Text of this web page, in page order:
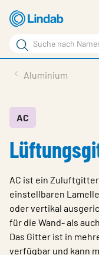
Zum
Hauptinhalt
springen
Suchbegriff
Seite
durchsuchen
Wissen & Service
Inspiration
Unternehmen
Nachhaltigkeit
Wähle Sprache
Aluminium
AC
AC ist ein
einstellbaren
oder vertikal
für die Wand- als
Das Gitter ist in
verfügbar und kann